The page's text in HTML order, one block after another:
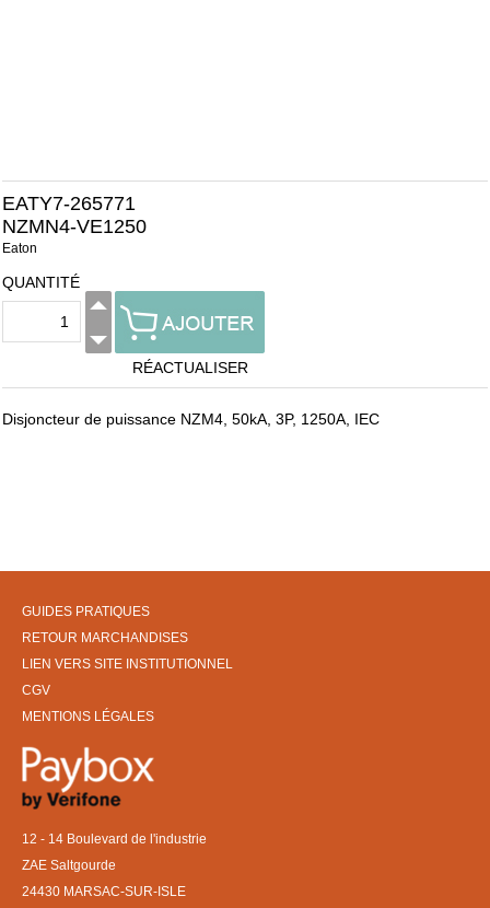
EATY7-265771
NZMN4-VE1250
Eaton
QUANTITÉ
RÉACTUALISER
Disjoncteur de puissance NZM4, 50kA, 3P, 1250A, IEC
GUIDES PRATIQUES
RETOUR MARCHANDISES
LIEN VERS SITE INSTITUTIONNEL
CGV
MENTIONS LÉGALES
12 - 14 Boulevard de l'industrie
ZAE Saltgourde
24430 MARSAC-SUR-ISLE